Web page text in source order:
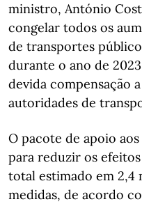
ministro, António
congelar todos os
de transportes
durante o ano de
devida compensação
autoridades de
O pacote de apoio
para reduzir os
total estimado em 2,4
medidas, de acordo